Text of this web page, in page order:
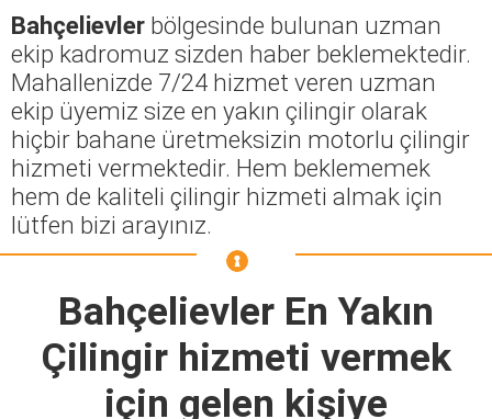
Bahçelievler bölgesinde bulunan uzman
ekip kadromuz sizden haber beklemektedir.
Mahallenizde 7/24 hizmet veren uzman
ekip üyemiz size en yakın çilingir olarak
hiçbir bahane üretmeksizin motorlu çilingir
hizmeti vermektedir. Hem beklememek
hem de kaliteli çilingir hizmeti almak için
lütfen bizi arayınız.
Bahçelievler En Yakın
Çilingirhizmeti vermek
için gelen kişiye